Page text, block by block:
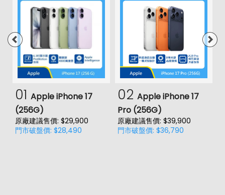
01 Apple iPhone 17
(256G)
原廠建議售價: $29,900
門市破盤價: $28,490
02 Apple iPhone 17
Pro (256G)
原廠建議售價: $39,900
門市破盤價: $36,790